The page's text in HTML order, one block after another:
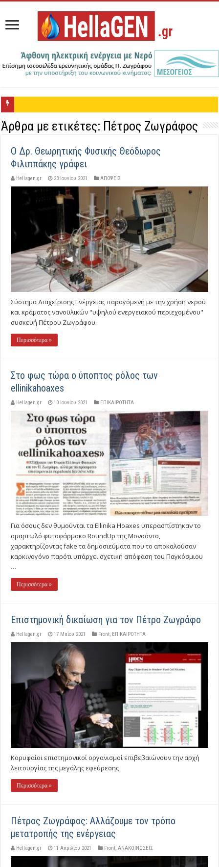
Άρθρα με ετικέτες: Πέτρος Ζωγράφος
Ο Δρ. Θεωρητικής Φυσικής Θεόδωρος
Φιλιππάκης γράφει
Hellagen.gr 23 Ιουνίου 2021 ΑΠΟΨΕΙΣ
Σύστημα Διαχείρισης Ενέργειας παραγόμενη με την χρήση νερού
και κράματος νανοϋλικών ''υψηλού ενεργειακού περιεχομένου''
συσκευή Πέτρου Ζωγράφου.
Περισσότερα »
Στο φως τώρα ο ύποπτος ρόλος των
ellinikahoaxes
Hellagen.gr 10 Ιουνίου 2021 ΕΠΙΚΑΙΡΟΤΗΤΑ
Για όσους δεν θυμούνται τα Ellinika Hoaxes υπερασπίστηκαν το
αμαρτωλό φυτοφάρμακο RoundUp της Μονσάντο,
χαρακτηρίζοντας fake τα δημοσιεύματα που το αποκαλούσαν
καρκινογόνο παρότι υπάρχει σχετική απόφαση του Παγκόσμιου
…
Περισσότερα »
Επιστημονική δικαίωση για τον Πέτρο Ζωγράφο
Hellagen.gr 17 Μαΐου 2021 Front, ΕΠΙΚΑΙΡΟΤΗΤΑ
Κορυφαίοι επιστημονικοί οργανισμοί επιβεβαιώνουν την αρχή
λειτουργίας της μεγάλης εφεύρεσης
Περισσότερα »
Πέτρος Ζωγράφος: Αλλάζουμε τον τρόπο
μετατροπής της ενέργειας
Hellagen.gr 11 Απριλίου 2021 Front,ΑΝΑΚΟΙΝΩΣΕΙΣ